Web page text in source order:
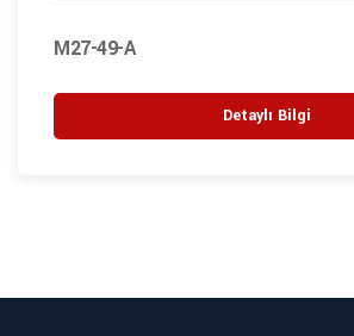
M27-49-A
Detaylı Bilgi